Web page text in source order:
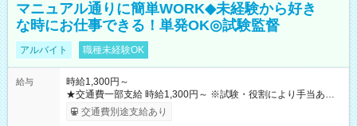
マニュアル通りに簡単WORK◆未経験から好き
な時にお仕事できる！単発OK◎試験監督
アルバイト 職種未経験OK
給与
時給1,300円～
★交通費一部支給 時給1,300円～ ※試験・役割により手当あり
※勤務回数により昇給あり 【即給（前払い）オプションあ
り！】 希望される場合、勤務から1週間ほどで給与の一部を受け
交通費別途支給あり